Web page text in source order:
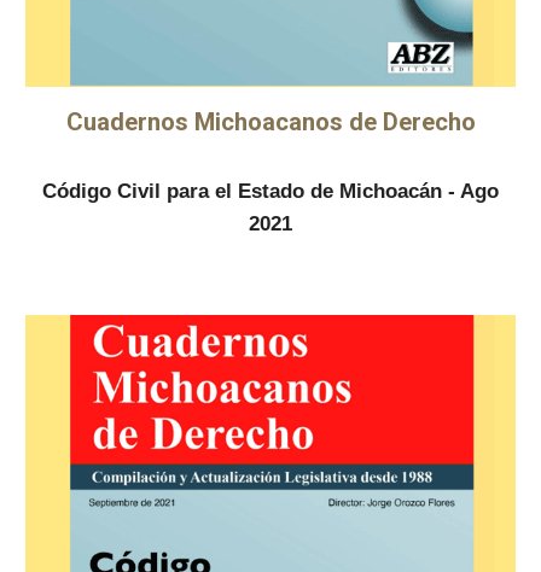
Cuadernos Michoacanos de Derecho
Código Civil para el Estado de Michoacán - Ago
2021